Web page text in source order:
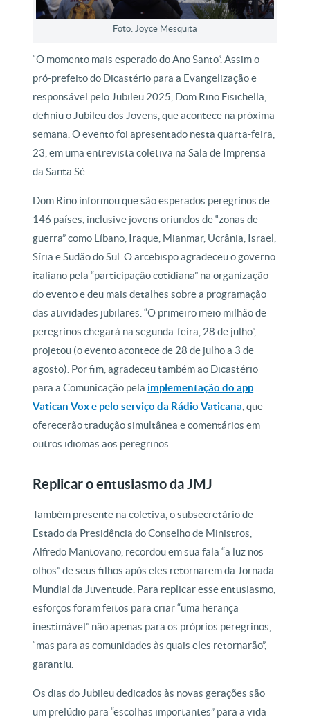
Foto: Joyce Mesquita
“O momento mais esperado do Ano Santo”. Assim o
pró-prefeito do Dicastério para a Evangelização e
responsável pelo Jubileu 2025, Dom Rino Fisichella,
definiu o Jubileu dos Jovens, que acontece na próxima
semana. O evento foi apresentado nesta quarta-feira,
23, em uma entrevista coletiva na Sala de Imprensa
da Santa Sé.
Dom Rino informou que são esperados peregrinos de
146 países, inclusive jovens oriundos de “zonas de
guerra” como Líbano, Iraque, Mianmar, Ucrânia, Israel,
Síria e Sudão do Sul. O arcebispo agradeceu o governo
italiano pela “participação cotidiana” na organização
do evento e deu mais detalhes sobre a programação
das atividades jubilares. “O primeiro meio milhão de
peregrinos chegará na segunda-feira, 28 de julho”,
projetou (o evento acontece de 28 de julho a 3 de
agosto). Por fim, agradeceu também ao Dicastério
para a Comunicação pela implementação do app
Vatican Vox e pelo serviço da Rádio Vaticana , que
oferecerão tradução simultânea e comentários em
outros idiomas aos peregrinos.
Replicar o entusiasmo da JMJ
Também presente na coletiva, o subsecretário de
Estado da Presidência do Conselho de Ministros,
Alfredo Mantovano, recordou em sua fala “a luz nos
olhos” de seus filhos após eles retornarem da Jornada
Mundial da Juventude. Para replicar esse entusiasmo,
esforços foram feitos para criar “uma herança
inestimável” não apenas para os próprios peregrinos,
“mas para as comunidades às quais eles retornarão”,
garantiu.
Os dias do Jubileu dedicados às novas gerações são
um prelúdio para “escolhas importantes” para a vida